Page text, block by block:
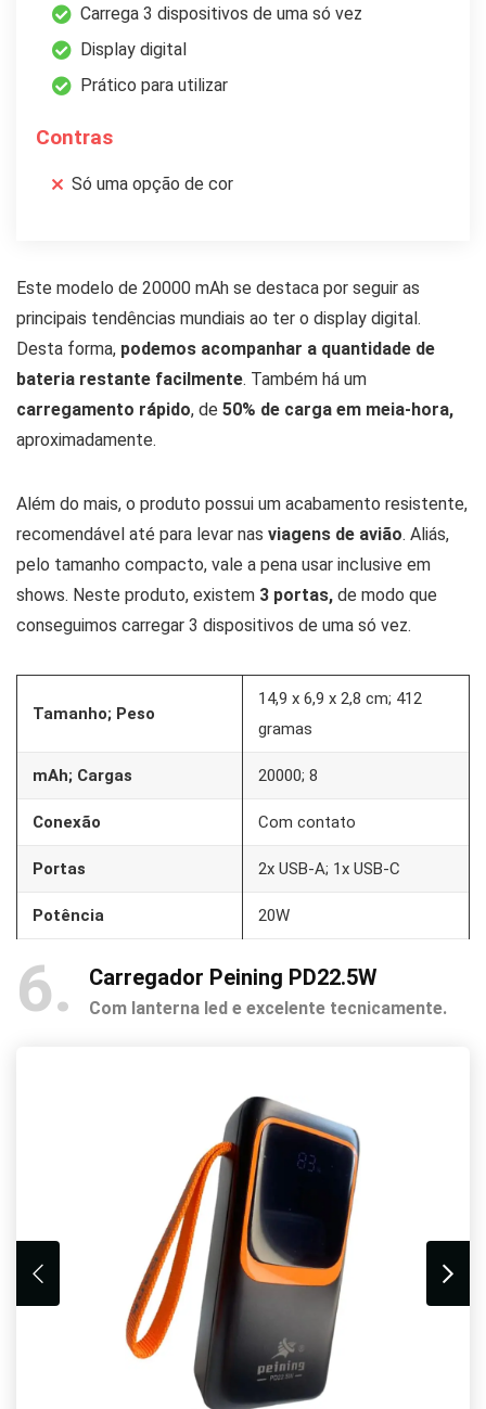
Carrega 3 dispositivos de uma só vez
Display digital
Prático para utilizar
Contras
Só uma opção de cor
Este modelo de 20000 mAh se destaca por seguir as
principais tendências mundiais ao ter o display digital.
Desta forma, podemos acompanhar a quantidade de
bateria restante facilmente. Também há um
carregamento rápido, de 50% de carga em meia-hora,
aproximadamente.
Além do mais, o produto possui um acabamento resistente,
recomendável até para levar nas viagens de avião. Aliás,
pelo tamanho compacto, vale a pena usar inclusive em
shows. Neste produto, existem 3 portas, de modo que
conseguimos carregar 3 dispositivos de uma só vez.
Tamanho; Peso
14,9 x 6,9 x 2,8 cm; 412
gramas
mAh; Cargas 20000; 8
Conexão Com contato
Portas 2x USB-A; 1x USB-C
Potência 20W
6 Carregador Peining PD22.5W
Com lanterna led e excelente tecnicamente.